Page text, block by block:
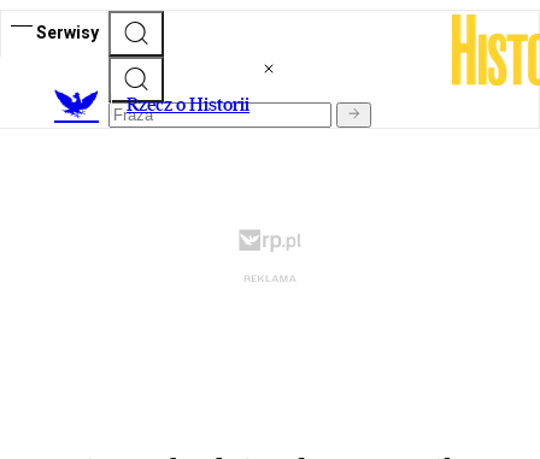
Serwisy
Rzecz o Historii